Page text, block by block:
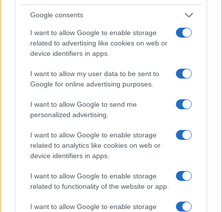
Google consents
I want to allow Google to enable storage
related to advertising like cookies on web or
device identifiers in apps.
I want to allow my user data to be sent to
Google for online advertising purposes.
I want to allow Google to send me
personalized advertising.
I want to allow Google to enable storage
related to analytics like cookies on web or
device identifiers in apps.
I want to allow Google to enable storage
related to functionality of the website or app.
I want to allow Google to enable storage
El petróleo Brent cae un 8.46% y arrastra a las materias
primas
COTIZACIONES CRYPTO
Precio
Bitcoin
(ETH)